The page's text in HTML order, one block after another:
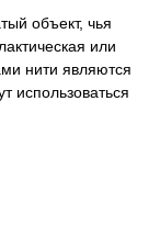
объект, чья
или
нити являются
использоваться